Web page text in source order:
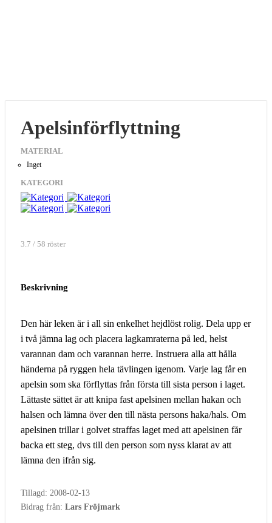
Apelsinförflyttning
MATERIAL
Inget
KATEGORI
3.7 / 58 röster
Beskrivning
Den här leken är i all sin enkelhet hejdlöst rolig. Dela upp er
i två jämna lag och placera lagkamraterna på led, helst
varannan dam och varannan herre. Instruera alla att hålla
händerna på ryggen hela tävlingen igenom. Varje lag får en
apelsin som ska förflyttas från första till sista person i laget.
Lättaste sättet är att knipa fast apelsinen mellan hakan och
halsen och lämna över den till nästa persons haka/hals. Om
apelsinen trillar i golvet straffas laget med att apelsinen får
backa ett steg, dvs till den person som nyss klarat av att
lämna den ifrån sig.
Tillagd: 2008-02-13
Bidrag från: Lars Fröjmark